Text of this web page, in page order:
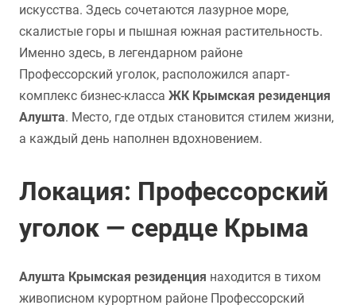
искусства. Здесь сочетаются лазурное море,
скалистые горы и пышная южная растительность.
Именно здесь, в легендарном районе
Профессорский уголок, расположился апарт-
комплекс бизнес-класса ЖК Крымская резиденция
Алушта. Место, где отдых становится стилем жизни,
а каждый день наполнен вдохновением.
Локация: Профессорский
уголок — сердце Крыма
Алушта Крымская резиденция находится в тихом
живописном курортном районе Профессорский